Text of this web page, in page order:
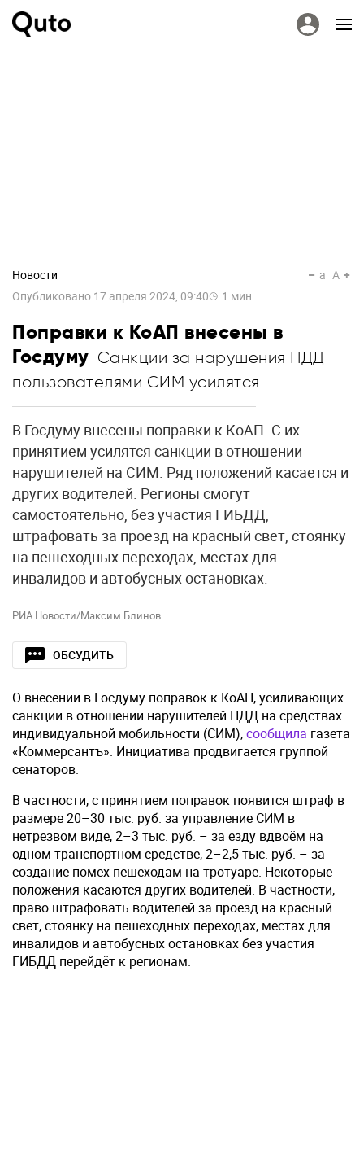
Новости
Опубликовано 17 апреля 2024, 09:40 1 мин.
a A
Поправки к КоАП внесены в
Госдуму Санкции за нарушения ПДД
пользователями СИМ усилятся
В Госдуму внесены поправки к КоАП. С их
принятием усилятся санкции в отношении
нарушителей на СИМ. Ряд положений касается и
других водителей. Регионы смогут
самостоятельно, без участия ГИБДД,
штрафовать за проезд на красный свет, стоянку
на пешеходных переходах, местах для
инвалидов и автобусных остановках.
РИА Новости/Максим Блинов
ОБСУДИТЬ
О внесении в Госдуму поправок к КоАП, усиливающих
санкции в отношении нарушителей ПДД на средствах
индивидуальной мобильности (СИМ),сообщила газета
«Коммерсантъ». Инициатива продвигается группой
сенаторов.
В частности, с принятием поправок появится штраф в
размере 20–30 тыс. руб. за управление СИМ в
нетрезвом виде, 2–3 тыс. руб. – за езду вдвоём на
одном транспортном средстве, 2–2,5 тыс. руб. – за
создание помех пешеходам на тротуаре. Некоторые
положения касаются других водителей. В частности,
право штрафовать водителей за проезд на красный
свет, стоянку на пешеходных переходах, местах для
инвалидов и автобусных остановках без участия
ГИБДД перейдёт к регионам.